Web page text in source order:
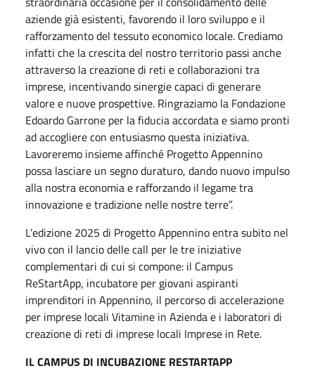
aziende già esistenti, favorendo il loro sviluppo e il
rafforzamento del tessuto economico locale. Crediamo
infatti che la crescita del nostro territorio passi anche
attraverso la creazione di reti e collaborazioni tra
imprese, incentivando sinergie capaci di generare
valore e nuove prospettive. Ringraziamo la Fondazione
Edoardo Garrone per la fiducia accordata e siamo pronti
ad accogliere con entusiasmo questa iniziativa.
Lavoreremo insieme affinché Progetto Appennino
possa lasciare un segno duraturo, dando nuovo impulso
alla nostra economia e rafforzando il legame tra
innovazione e tradizione nelle nostre terre”.
L’edizione 2025 di Progetto Appennino entra subito nel
vivo con il lancio delle call per le tre iniziative
complementari di cui si compone: il Campus
ReStartApp, incubatore per giovani aspiranti
imprenditori in Appennino, il percorso di accelerazione
per imprese locali Vitamine in Azienda e i laboratori di
creazione di reti di imprese locali Imprese in Rete.
IL CAMPUS DI INCUBAZIONE RESTARTAPP